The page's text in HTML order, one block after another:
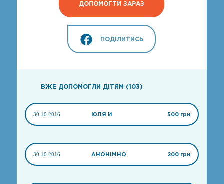
ДОПОМОГТИ ЗАРАЗ
ПОДІЛИТИСЬ
ВЖЕ ДОПОМОГЛИ ДІТЯМ (103)
30.10.2016 ЮЛЯ И 500 грн
30.10.2016 АНОНІМНО 200 грн